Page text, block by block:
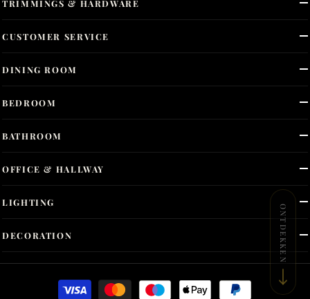
DINING ROOM
BEDROOM
BATHROOM
OFFICE & HALLWAY
LIGHTING
DECORATION
TRIMMINGS & HARDWARE
CUSTOMER SERVICE
ONTDEKKEN